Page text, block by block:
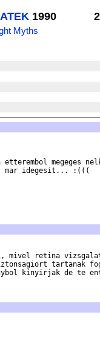
1990
Myths
megeges
mar idegesit... :(((
mivel retina
tartanak
kinyirjak de te